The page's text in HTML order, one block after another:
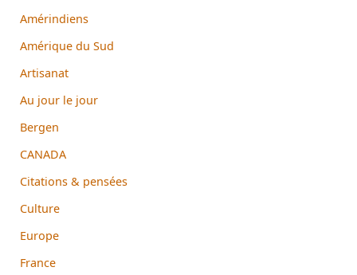
Amérindiens
Amérique du Sud
Artisanat
Au jour le jour
Bergen
CANADA
Citations & pensées
Culture
Europe
France